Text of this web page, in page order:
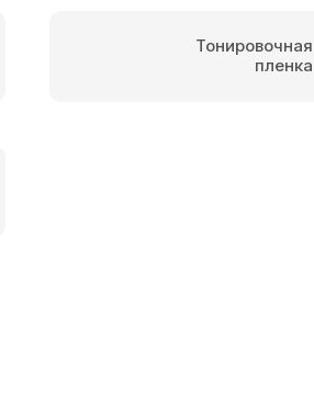
Тонировочная
пленка